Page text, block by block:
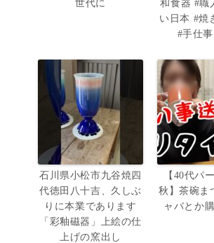
世代に
和食器 #職
い日本 #焼
#手仕
石川県小松市九谷焼四
代徳田八十吉、久しぶ
りに本業であります
「彩釉磁器」上絵の仕
上げの窯出し
【40代パ
秋】茶碗ま
ャバとか